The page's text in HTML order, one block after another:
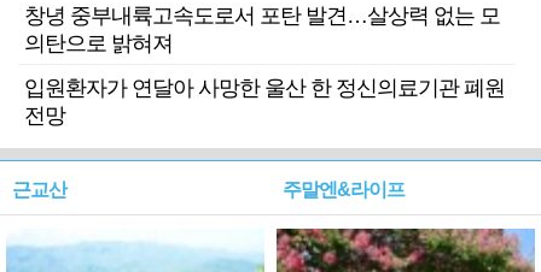
창녕 중부내륙고속도로서 포탄 발견…살상력 없는 모
의탄으로 밝혀져
입원환자가 연달아 사망한 울산 한 정신의료기관 폐원
전망
근교산 주말엔&라이프